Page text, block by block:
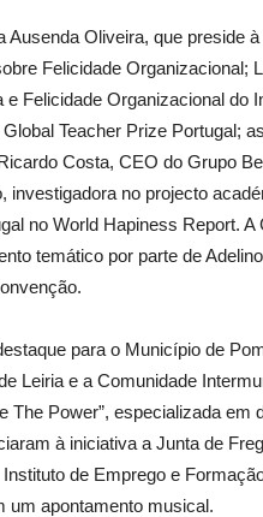
Oliveira, que preside
Felicidade Organizacional;
Felicidade Organizacional do
Teacher Prize Portugal;
Costa, CEO do Grupo
investigadora no projecto
no World Hapiness Report. A
temático por parte de
para o Município de
Leiria e a Comunidade
The Power”, especializada em
à iniciativa a Junta de
de Emprego e
um apontamento musical.